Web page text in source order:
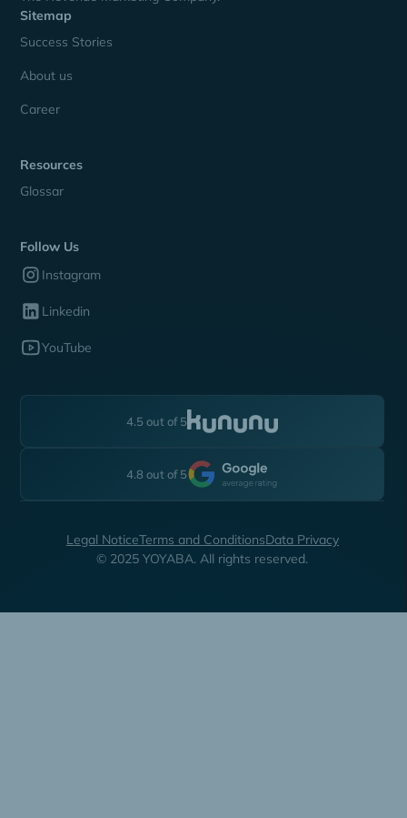
Sitemap
Success Stories
About us
Career
Resources
Glossar
Follow Us
Instagram
Linkedin
YouTube
4.5 out of 5
4.8 out of 5
© 2025 YOYABA. All rights reserved.
Legal NoticeTerms and ConditionsData Privacy